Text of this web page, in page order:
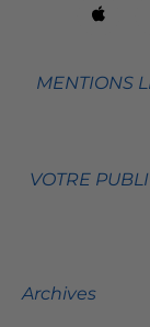
MENTIONS
VOTRE
Archives